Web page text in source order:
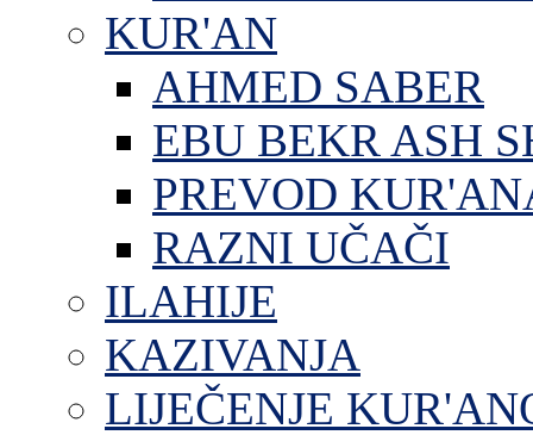
KUR'AN
AHMED SABER
EBU BEKR ASH
PREVOD
RAZNI UČAČI
ILAHIJE
KAZIVANJA
LIJEČENJE